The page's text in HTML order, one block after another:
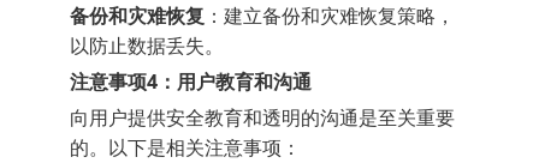
备份和灾难恢复 ：建立备份和灾难恢复策略，
以防止数据丢失。
注意事项4：用户教育和沟通
向用户提供安全教育和透明的沟通是至关重要
的。以下是相关注意事项：